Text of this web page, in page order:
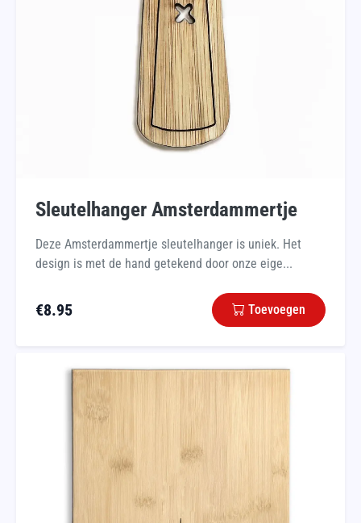
Sleutelhanger Amsterdammertje
Deze Amsterdammertje sleutelhanger is uniek. Het
design is met de hand getekend door onze eige...
€8.95 Toevoegen